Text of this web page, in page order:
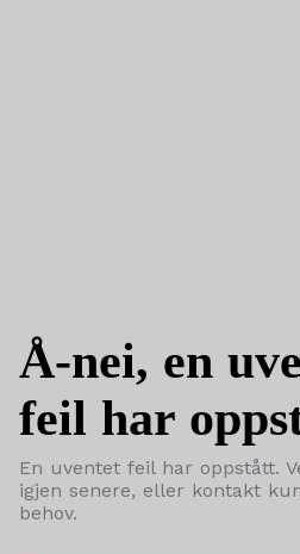
Å-nei, en
feil har
En uventet feil har oppstått.
igjen senere, eller kontakt
behov.